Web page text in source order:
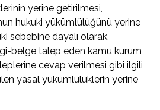
yerine getirilmesi,
hukuki yükümlülüğünü yerine
sebebine dayalı olarak,
belge talep eden kamu kurum
cevap verilmesi gibi ilgili
yasal yükümlülüklerin yerine